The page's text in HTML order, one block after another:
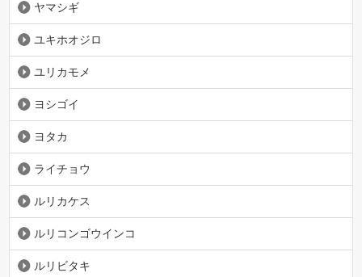
ヤマシギ
ユキホオジロ
ユリカモメ
ヨシゴイ
ヨタカ
ライチョウ
ルリカケス
ルリコンゴウインコ
ルリビタキ